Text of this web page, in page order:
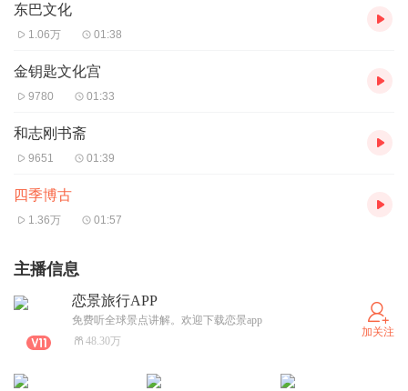
东巴文化
1.06万 01:38
金钥匙文化宫
9780 01:33
和志刚书斋
9651 01:39
四季博古
1.36万 01:57
主播信息
恋景旅行APP
免费听全球景点讲解。欢迎下载恋景app
48.30万
加关注